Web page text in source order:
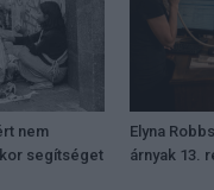
nem
segítséget
Elyna
árnyak 13.